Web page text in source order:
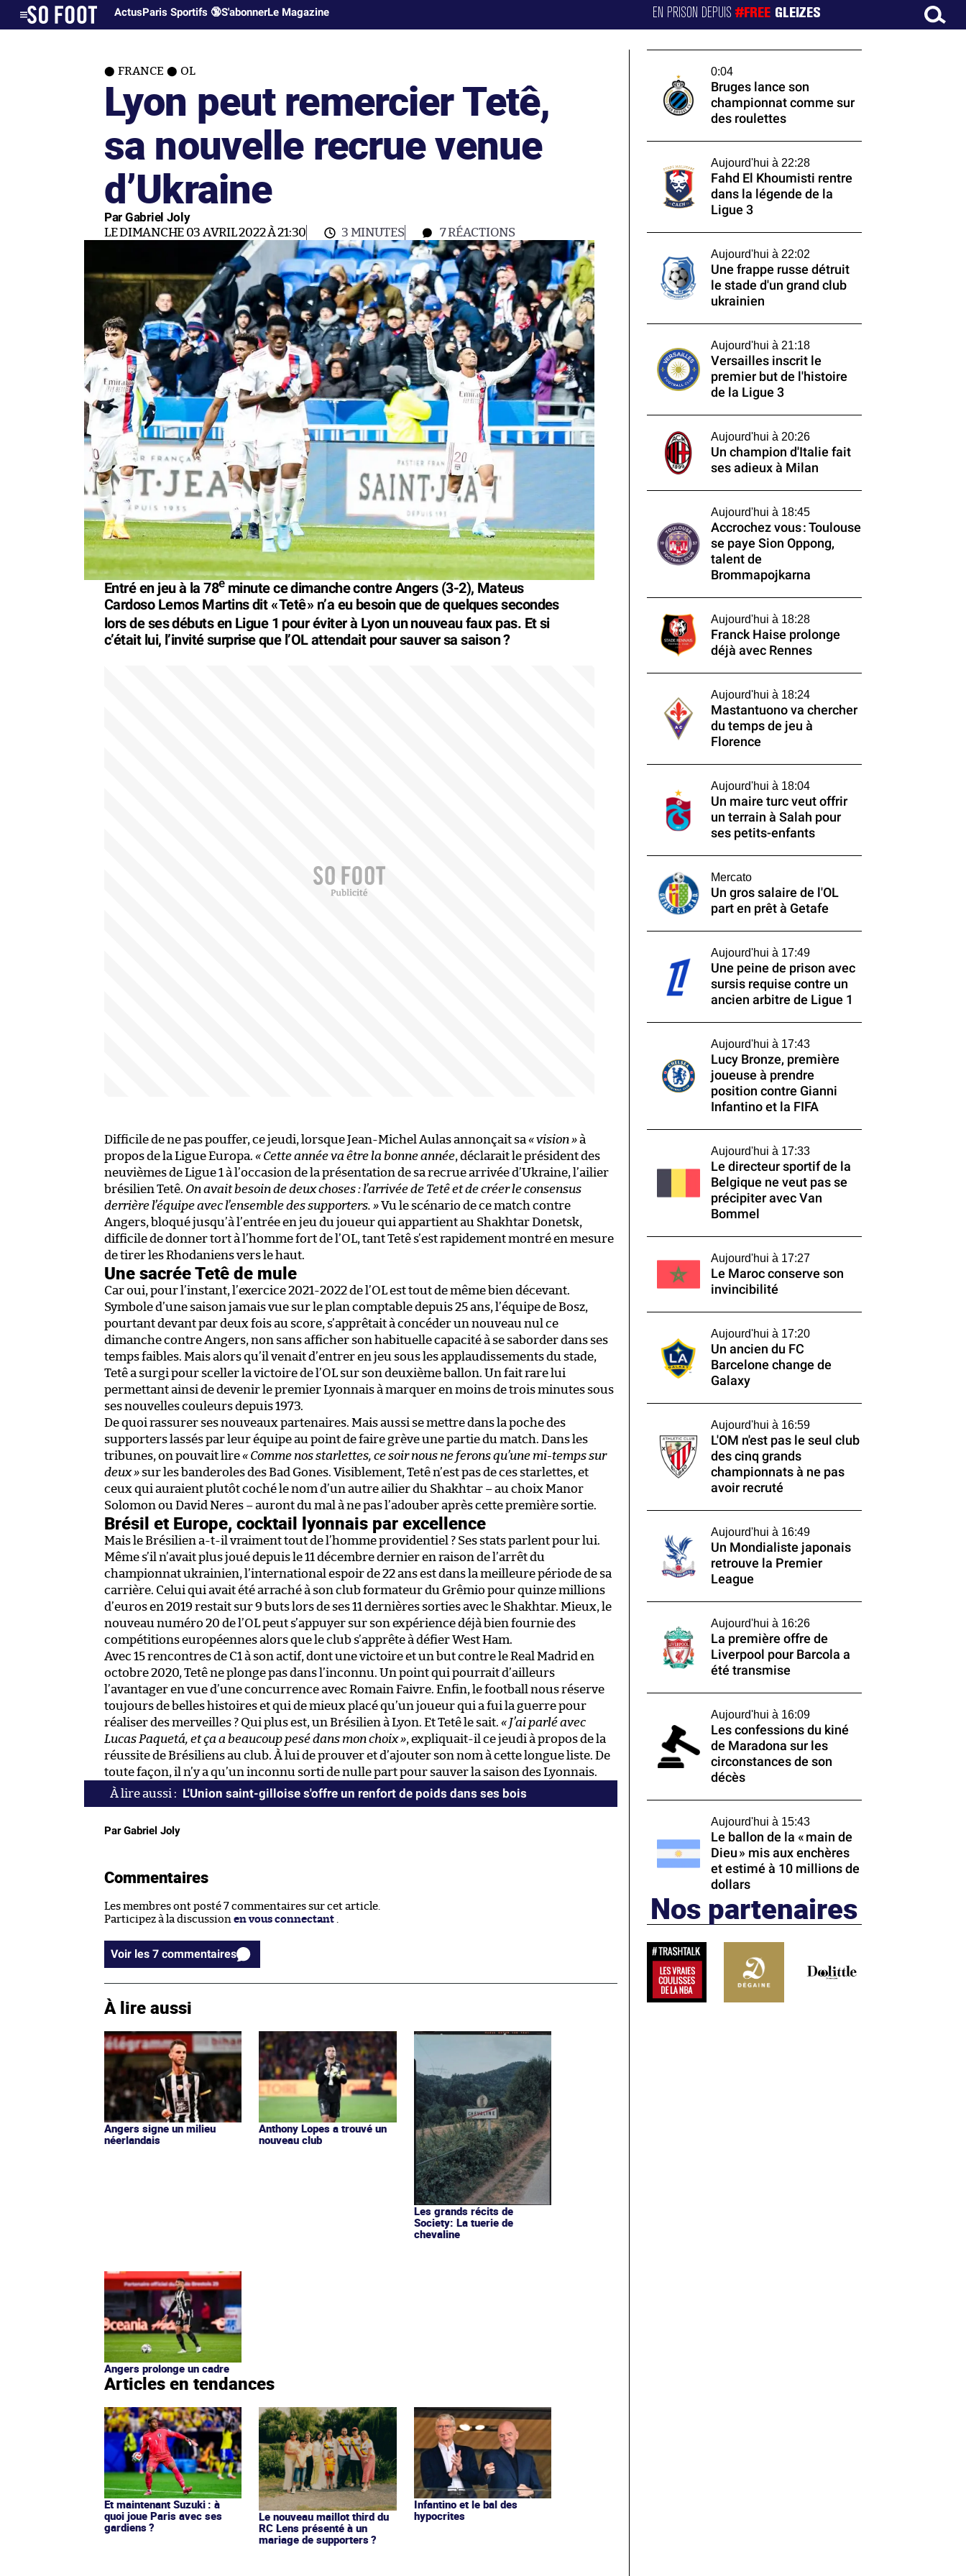
ActusParis Sportifs 🔞S'abonnerLe Magazine EN PRISON DEPUIS#FREE GLEIZES
FRANCE OL
Lyon peut remercier Tetê,
sa nouvelle recrue venue
d’Ukraine
Par Gabriel Joly
LE DIMANCHE 03 AVRIL 2022 À 21:30 3 MINUTES 7RÉACTIONS
Entré en jeu à la 78eminute ce dimanche contre Angers (3-2), Mateus
Cardoso Lemos Martins dit «Tetê» n’a eu besoin que de quelques secondes
lors de ses débuts en Ligue 1 pour éviter à Lyon un nouveau faux pas. Et si
c’était lui, l’invité surprise que l’OL attendait pour sauver sa saison ?
Difficile de ne pas pouffer, ce jeudi, lorsque Jean-Michel Aulas annonçait sa « vision »à
propos de la Ligue Europa. « Cette année va être la bonne année, déclarait le président des
neuvièmes de Ligue 1 à l’occasion de la présentation de sa recrue arrivée d’Ukraine, l’ailier
brésilien Tetê. On avait besoin de deux choses : l’arrivée de Tetê et de créer le consensus
derrière l’équipe avec l’ensemble des supporters. »Vu le scénario de ce match contre
Angers, bloqué jusqu’à l’entrée en jeu du joueur qui appartient au Shakhtar Donetsk,
difficile de donner tort à l’homme fort de l’OL, tant Tetê s’est rapidement montré en mesure
de tirer les Rhodaniens vers le haut.
Une sacrée Tetê de mule
Car oui, pour l’instant, l’exercice 2021-2022 de l’OL est tout de même bien décevant.
Symbole d’une saison jamais vue sur le plan comptable depuis 25 ans, l’équipe de Bosz,
pourtant devant par deux fois au score, s’apprêtait à concéder un nouveau nul ce
dimanche contre Angers, non sans afficher son habituelle capacité à se saborder dans ses
temps faibles. Mais alors qu’il venait d’entrer en jeu sous les applaudissements du stade,
Tetê a surgi pour sceller la victoire de l’OL sur son deuxième ballon. Un fait rare lui
permettant ainsi de devenir le premier Lyonnais à marquer en moins de trois minutes sous
ses nouvelles couleurs depuis 1973.
De quoi rassurer ses nouveaux partenaires. Mais aussi se mettre dans la poche des
supporters lassés par leur équipe au point de faire grève une partie du match. Dans les
tribunes, on pouvait lire« Comme nos starlettes, ce soir nous ne ferons qu’une mi-temps sur
deux » sur les banderoles des Bad Gones. Visiblement, Tetê n’est pas de ces starlettes, et
ceux qui auraient plutôt coché le nom d’un autre ailier du Shakhtar – au choix Manor
Solomon ou David Neres – auront du mal à ne pas l’adouber après cette première sortie.
Brésil et Europe, cocktail lyonnais par excellence
Mais le Brésilien a-t-il vraiment tout de l’homme providentiel ? Ses stats parlent pour lui.
Même s’il n’avait plus joué depuis le 11 décembre dernier en raison de l’arrêt du
championnat ukrainien, l’international espoir de 22 ans est dans la meilleure période de sa
carrière. Celui qui avait été arraché à son club formateur du Grêmio pour quinze millions
d’euros en 2019 restait sur 9 buts lors de ses 11 dernières sorties avec le Shakhtar. Mieux, le
nouveau numéro 20 de l’OL peut s’appuyer sur son expérience déjà bien fournie des
compétitions européennes alors que le club s’apprête à défier West Ham.
Avec 15 rencontres de C1 à son actif, dont une victoire et un but contre le Real Madrid en
octobre 2020, Tetê ne plonge pas dans l’inconnu. Un point qui pourrait d’ailleurs
l’avantager en vue d’une concurrence avec Romain Faivre. Enfin, le football nous réserve
toujours de belles histoires et qui de mieux placé qu’un joueur qui a fui la guerre pour
réaliser des merveilles ? Qui plus est, un Brésilien à Lyon. Et Tetê le sait. « J’ai parlé avec
Lucas Paquetá, et ça a beaucoup pesé dans mon choix », expliquait-il ce jeudi à propos de la
réussite de Brésiliens au club. À lui de prouver et d’ajouter son nom à cette longue liste. De
toute façon, il n’y a qu’un inconnu sorti de nulle part pour sauver la saison des Lyonnais.
L'Union saint-gilloise s'offre un renfort de poids dans ses bois
Par Gabriel Joly
Commentaires
Les membres ont posté 7 commentaires sur cet article.
Participez à la discussion en vous connectant .
Voir les 7 commentaires
À lire aussi
Angers signe un milieu
néerlandais
Anthony Lopes a trouvé un
nouveau club
Les grands récits de
Society: La tuerie de
chevaline
Angers prolonge un cadre
Articles en tendances
Et maintenant Suzuki : à
quoi joue Paris avec ses
gardiens ?
Le nouveau maillot third du
RC Lens présenté à un
mariage de supporters ?
Infantino et le bal des
hypocrites
0:04
Bruges lance son
championnat comme sur
des roulettes
Aujourd'hui à 22:28
Fahd El Khoumisti rentre
dans la légende de la
Ligue 3
Aujourd'hui à 22:02
Une frappe russe détruit
le stade d'un grand club
ukrainien
Aujourd'hui à 21:18
Versailles inscrit le
premier but de l'histoire
de la Ligue 3
Aujourd'hui à 20:26
Un champion d'Italie fait
ses adieux à Milan
Aujourd'hui à 18:45
Accrochez vous : Toulouse
se paye Sion Oppong,
talent de
Brommapojkarna
Aujourd'hui à 18:28
Franck Haise prolonge
déjà avec Rennes
Aujourd'hui à 18:24
Mastantuono va chercher
du temps de jeu à
Florence
Aujourd'hui à 18:04
Un maire turc veut offrir
un terrain à Salah pour
ses petits-enfants
Mercato
Un gros salaire de l'OL
part en prêt à Getafe
Aujourd'hui à 17:49
Une peine de prison avec
sursis requise contre un
ancien arbitre de Ligue 1
Aujourd'hui à 17:43
Lucy Bronze, première
joueuse à prendre
position contre Gianni
Infantino et la FIFA
Aujourd'hui à 17:33
Le directeur sportif de la
Belgique ne veut pas se
précipiter avec Van
Bommel
Aujourd'hui à 17:27
Le Maroc conserve son
invincibilité
Aujourd'hui à 17:20
Un ancien du FC
Barcelone change de
Galaxy
Aujourd'hui à 16:59
L'OM n'est pas le seul club
des cinq grands
championnats à ne pas
avoir recruté
Aujourd'hui à 16:49
Un Mondialiste japonais
retrouve la Premier
League
Aujourd'hui à 16:26
La première offre de
Liverpool pour Barcola a
été transmise
Aujourd'hui à 16:09
Les confessions du kiné
de Maradona sur les
circonstances de son
décès
Aujourd'hui à 15:43
Le ballon de la « main de
Dieu » mis aux enchères
et estimé à 10 millions de
dollars
Nos partenaires